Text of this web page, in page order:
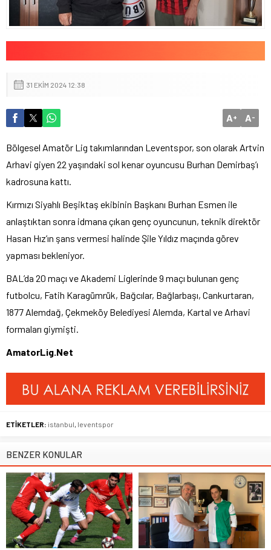
31 EKIM 2024 12:38
A+ A-
Bölgesel Amatör Lig takımlarından Leventspor, son olarak Artvin
Arhavi giyen 22 yaşındaki sol kenar oyuncusu Burhan Demirbaş’ı
kadrosuna kattı.
Kırmızı Siyahlı Beşiktaş ekibinin Başkanı Burhan Esmen ile
anlaştıktan sonra idmana çıkan genç oyuncunun, teknik direktör
Hasan Hız’ın şans vermesi halinde Şile Yıldız maçında görev
yapması bekleniyor.
BAL’da 20 maçı ve Akademi Liglerinde 9 maçı bulunan genç
futbolcu, Fatih Karagümrük, Bağcılar, Bağlarbaşı, Cankurtaran,
1877 Alemdağ, Çekmeköy Belediyesi Alemda, Kartal ve Arhavi
formaları giymişti.
AmatorLig.Net
ETİKETLER: istanbul leventspor
BENZER KONULAR